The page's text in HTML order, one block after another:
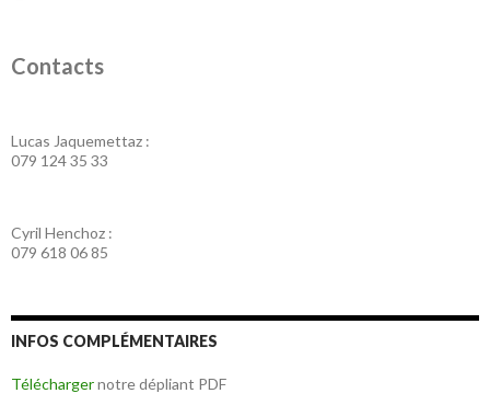
Contacts
Lucas Jaquemettaz :
079 124 35 33
Cyril Henchoz :
079 618 06 85
INFOS COMPLÉMENTAIRES
Téléchargernotre dépliant PDF